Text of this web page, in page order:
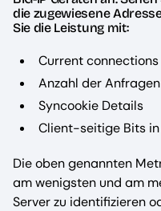
die zugewiesene
Sie die Leistung mit:
Current connections
Anzahl der
Syncookie Details
Client-seitige Bits
Die oben genannten
am wenigsten und am
Server zu identifizieren